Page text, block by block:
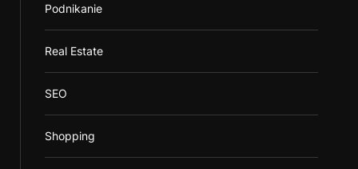
Podnikanie
Real Estate
SEO
Shopping